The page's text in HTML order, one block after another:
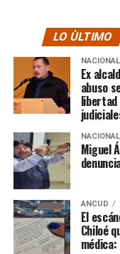
LO ÙLTIMO
NACIONAL
Ex
abuso
libertad
NACIONAL
Miguel
ANCUD
El
Chiloé